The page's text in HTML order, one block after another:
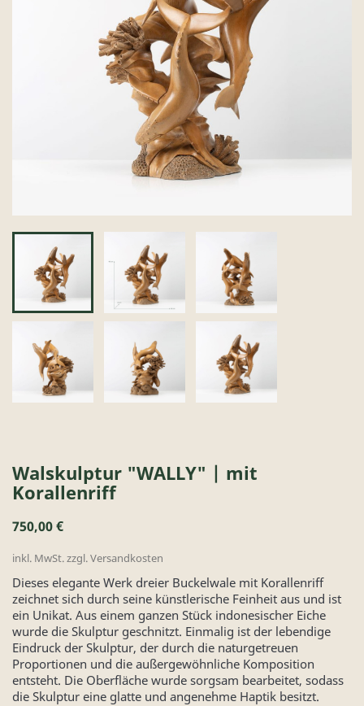
Walskulptur "WALLY" | mit
Korallenriff
750,00 €
inkl. MwSt. zzgl. Versandkosten
Dieses elegante Werk dreier Buckelwale mit Korallenriff
zeichnet sich durch seine künstlerische Feinheit aus und ist
ein Unikat. Aus einem ganzen Stück indonesischer Eiche
wurde die Skulptur geschnitzt. Einmalig ist der lebendige
Eindruck der Skulptur, der durch die naturgetreuen
Proportionen und die außergewöhnliche Komposition
entsteht. Die Oberfläche wurde sorgsam bearbeitet, sodass
die Skulptur eine glatte und angenehme Haptik besitzt.